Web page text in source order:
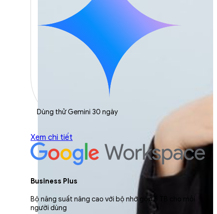
Dùng thử Gemini 30 ngày
Xem chi tiết
Business Plus
Bộ năng suất nâng cao với bộ nhớ gộp 5 TB cho mỗi
người dùng